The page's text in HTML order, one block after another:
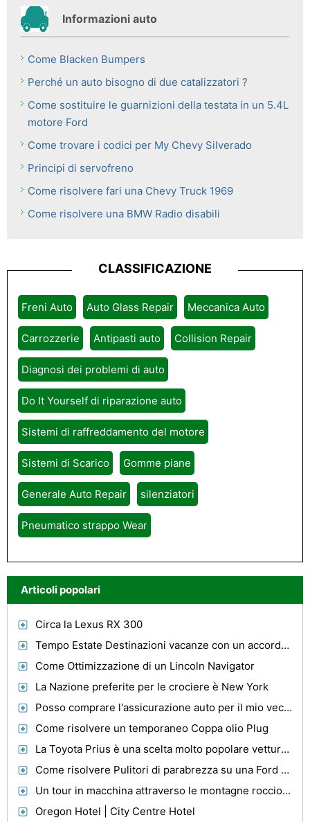
Informazioni auto
Come Blacken Bumpers
Perché un auto bisogno di due catalizzatori ?
Come sostituire le guarnizioni della testata in un 5.4L
motore Ford
Come trovare i codici per My Chevy Silverado
Principi di servofreno
Come risolvere fari una Chevy Truck 1969
Come risolvere una BMW Radio disabili
CLASSIFICAZIONE
Freni Auto Auto Glass Repair Meccanica Auto
Carrozzerie Antipasti auto Collision Repair
Diagnosi dei problemi di auto
Do It Yourself di riparazione auto
Sistemi di raffreddamento del motore
Sistemi di Scarico Gomme piane
Generale Auto Repair silenziatori
Pneumatico strappo Wear
Articoli popolari
Circa la Lexus RX 300
Tempo Estate Destinazioni vacanze con un accordo con le famiglie
Come Ottimizzazione di un Lincoln Navigator
La Nazione preferite per le crociere è New York
Posso comprare l'assicurazione auto per il mio vecchio camion attraverso lo Stato del Michigan?
Come risolvere un temporaneo Coppa olio Plug
La Toyota Prius è una scelta molto popolare vettura ibrida.
Come risolvere Pulitori di parabrezza su una Ford F-150 Truck
Un tour in macchina attraverso le montagne rocciose
Oregon Hotel | City Centre Hotel